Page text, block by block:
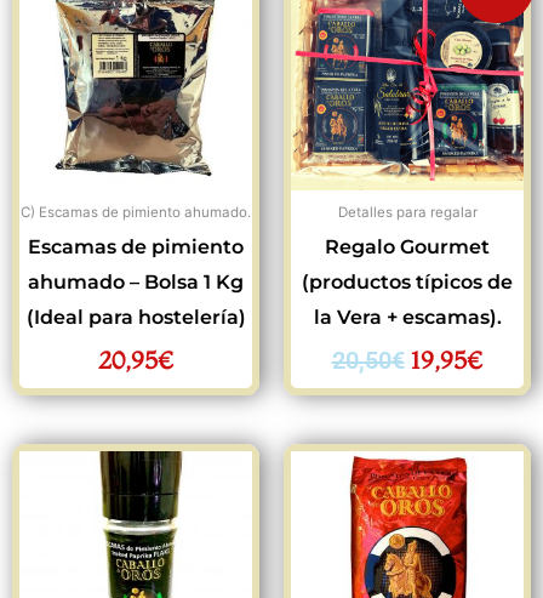
C) Escamas de pimiento ahumado.
Escamas de pimiento
ahumado – Bolsa 1 Kg
(Ideal para hostelería)
20,95€
Detalles para regalar
Regalo Gourmet
(productos típicos de
la Vera + escamas).
20,50€
original
era:
20,50€.
19,95€
es: